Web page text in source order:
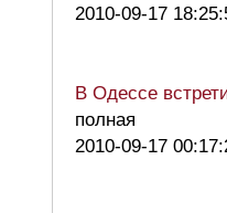
2010-09-17
В Одессе
полная
2010-09-17